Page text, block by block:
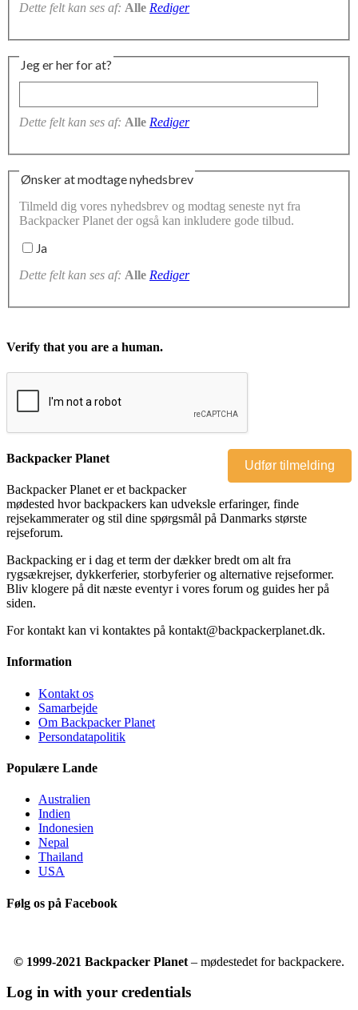
Dette felt kan ses af: Alle Rediger
Jeg er her for at?
Dette felt kan ses af: Alle Rediger
Ønsker at modtage nyhedsbrev
Tilmeld dig vores nyhedsbrev og modtag seneste nyt fra
Backpacker Planet der også kan inkludere gode tilbud.
Ja
Dette felt kan ses af: Alle Rediger
Verify that you are a human.
Backpacker Planet
Backpacker Planet er et backpacker
mødested hvor backpackers kan udveksle erfaringer, finde
rejsekammerater og stil dine spørgsmål på Danmarks største
rejseforum.
Backpacking er i dag et term der dækker bredt om alt fra
rygsækrejser, dykkerferier, storbyferier og alternative rejseformer.
Bliv klogere på dit næste eventyr i vores forum og guides her på
siden.
For kontakt kan vi kontaktes på kontakt@backpackerplanet.dk.
Information
Kontakt os
Samarbejde
Om Backpacker Planet
Persondatapolitik
Populære Lande
Australien
Indien
Indonesien
Nepal
Thailand
USA
Følg os på Facebook
© 1999-2021 Backpacker Planet – mødestedet for backpackere.
Log in with your credentials